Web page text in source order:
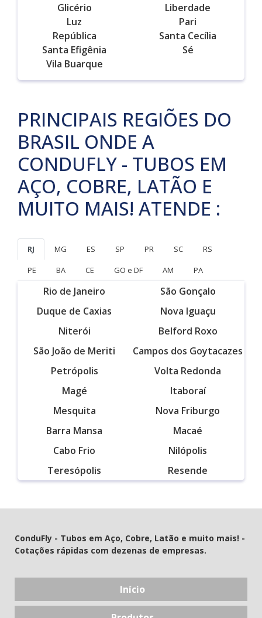
Glicério
Liberdade
Luz
Pari
República
Santa Cecília
Santa Efigênia
Sé
Vila Buarque
PRINCIPAIS REGIÕES DO
BRASIL ONDE A
CONDUFLY - TUBOS EM
AÇO, COBRE, LATÃO E
MUITO MAIS! ATENDE :
RJ MG ES SP PR SC
RS
PE
BA CE GO e DF AM PA
Rio de Janeiro
São Gonçalo
Duque de Caxias
Nova Iguaçu
Niterói
Belford Roxo
São João de Meriti
Campos dos Goytacazes
Petrópolis
Volta Redonda
Magé
Itaboraí
Mesquita
Nova Friburgo
Barra Mansa
Macaé
Cabo Frio
Nilópolis
Teresópolis
Resende
ConduFly - Tubos em Aço, Cobre, Latão e muito mais! -
Cotações rápidas com dezenas de empresas.
Início